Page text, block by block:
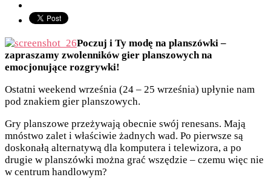
Poczuj i Ty modę na planszówki –
zapraszamy zwolenników gier planszowych na
emocjonujące rozgrywki!
Ostatni weekend września (24 – 25 września) upłynie nam
pod znakiem gier planszowych.
Gry planszowe przeżywają obecnie swój renesans. Mają
mnóstwo zalet i właściwie żadnych wad. Po pierwsze są
doskonałą alternatywą dla komputera i telewizora, a po
drugie w planszówki można grać wszędzie – czemu więc nie
w centrum handlowym?